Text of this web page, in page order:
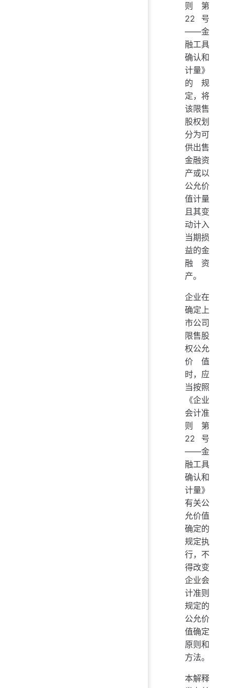
则第
22号
——金
融工具
确认和
计量》
的规
定，将
该限售
股权划
分为可
供出售
金融资
产或以
公允价
值计量
且其变
动计入
当期损
益的金
融资
产。
企业在
确定上
市公司
限售股
权公允
价值
时，应
当按照
《企业
会计准
则第
22号
——金
融工具
确认和
计量》
有关公
允价值
确定的
规定执
行，不
得改变
企业会
计准则
规定的
公允价
值确定
原则和
方法。
本解释